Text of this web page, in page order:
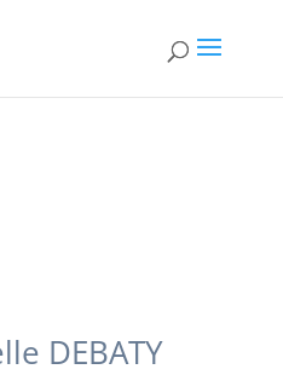
DEBATY